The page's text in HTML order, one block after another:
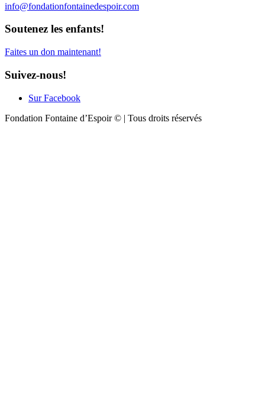
info@fondationfontainedespoir.com
Soutenez les enfants!
Faites un don maintenant!
Suivez-nous!
Sur Facebook
Fondation Fontaine d’Espoir © | Tous droits réservés